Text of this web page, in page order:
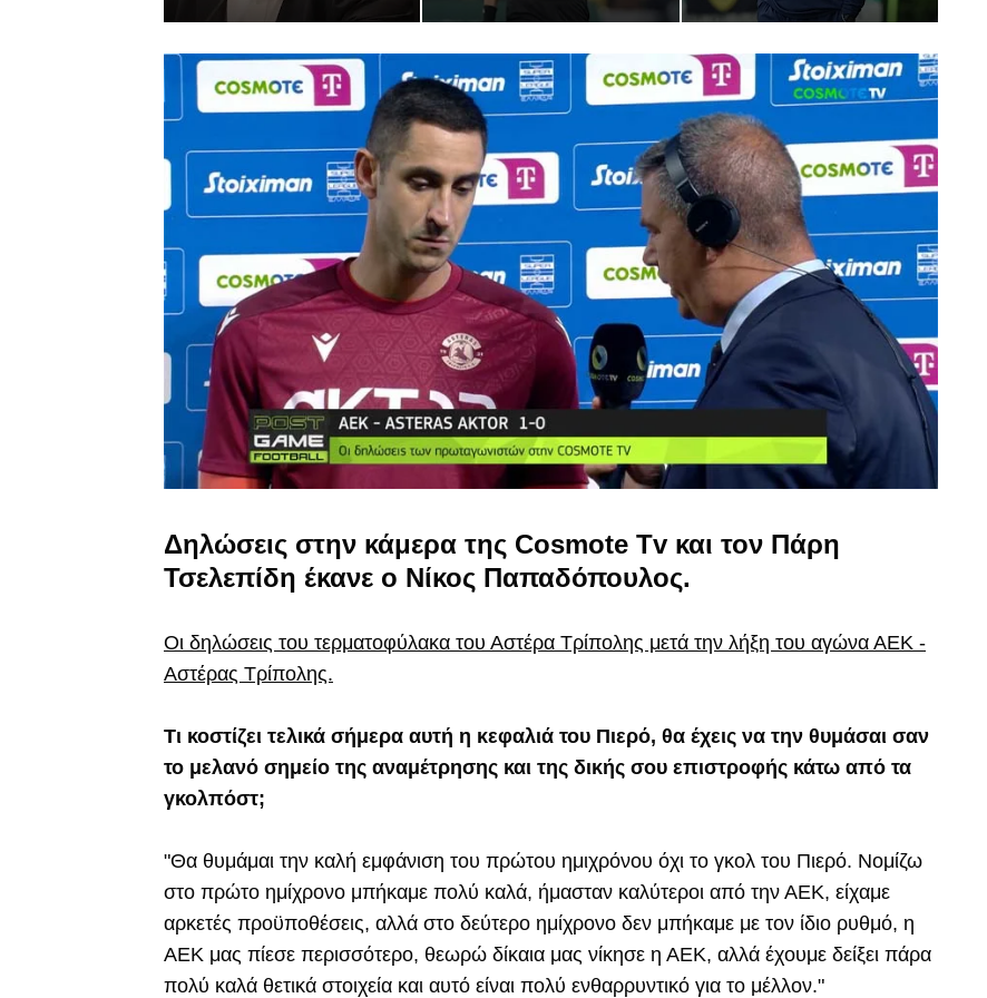
Δηλώσεις στην κάμερα της Cosmote Tv και τον Πάρη
Τσελεπίδη έκανε ο Νίκος Παπαδόπουλος.
Οι δηλώσεις του τερματοφύλακα του Αστέρα Τρίπολης μετά την λήξη του αγώνα ΑΕΚ -
Αστέρας Τρίπολης.
Τι κοστίζει τελικά σήμερα αυτή η κεφαλιά του Πιερό, θα έχεις να την θυμάσαι σαν
το μελανό σημείο της αναμέτρησης και της δικής σου επιστροφής κάτω από τα
γκολπόστ;
"Θα θυμάμαι την καλή εμφάνιση του πρώτου ημιχρόνου όχι το γκολ του Πιερό. Νομίζω
στο πρώτο ημίχρονο μπήκαμε πολύ καλά, ήμασταν καλύτεροι από την ΑΕΚ, είχαμε
αρκετές προϋποθέσεις, αλλά στο δεύτερο ημίχρονο δεν μπήκαμε με τον ίδιο ρυθμό, η
ΑΕΚ μας πίεσε περισσότερο, θεωρώ δίκαια μας νίκησε η ΑΕΚ, αλλά έχουμε δείξει πάρα
πολύ καλά θετικά στοιχεία και αυτό είναι πολύ ενθαρρυντικό για το μέλλον."